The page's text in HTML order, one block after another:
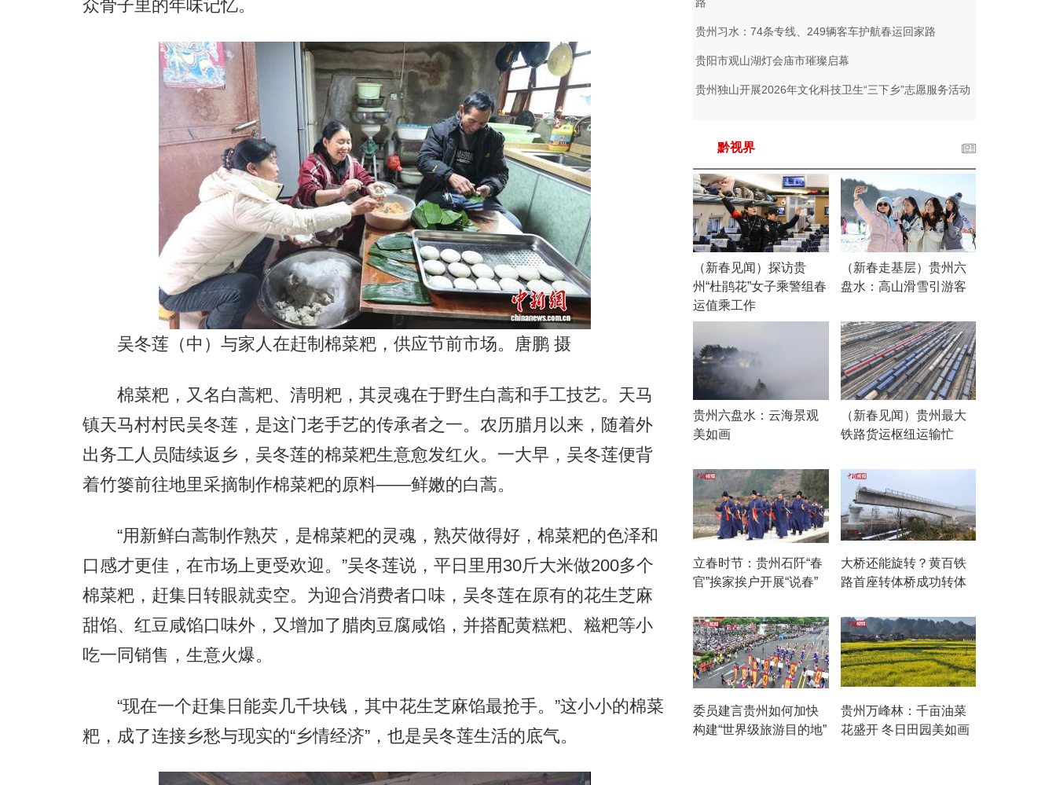
众骨子里的年味记忆。
吴冬莲（中）与家人在赶制棉菜粑，供应节前市场。唐鹏 摄
棉菜粑，又名白蒿粑、清明粑，其灵魂在于野生白蒿和手工技艺。天马
镇天马村村民吴冬莲，是这门老手艺的传承者之一。农历腊月以来，随着外
出务工人员陆续返乡，吴冬莲的棉菜粑生意愈发红火。一大早，吴冬莲便背
着竹篓前往地里采摘制作棉菜粑的原料——鲜嫩的白蒿。
“用新鲜白蒿制作熟芡，是棉菜粑的灵魂，熟芡做得好，棉菜粑的色泽和
口感才更佳，在市场上更受欢迎。”吴冬莲说，平日里用30斤大米做200多个
棉菜粑，赶集日转眼就卖空。为迎合消费者口味，吴冬莲在原有的花生芝麻
甜馅、红豆咸馅口味外，又增加了腊肉豆腐咸馅，并搭配黄糕粑、糍粑等小
吃一同销售，生意火爆。
“现在一个赶集日能卖几千块钱，其中花生芝麻馅最抢手。”这小小的棉菜
粑，成了连接乡愁与现实的“乡情经济”，也是吴冬莲生活的底气。
贵州习水：74条专线、249辆客车护航春运回家路
贵阳市观山湖灯会庙市璀璨启幕
贵州独山开展2026年文化科技卫生“三下乡”志愿服务活动
黔视界
（新春见闻）探访贵
州“杜鹃花”女子乘警组春
运值乘工作
（新春走基层）贵州六
盘水：高山滑雪引游客
贵州六盘水：云海景观
美如画
（新春见闻）贵州最大
铁路货运枢纽运输忙
立春时节：贵州石阡“春
官”挨家挨户开展“说春”
大桥还能旋转？黄百铁
路首座转体桥成功转体
委员建言贵州如何加快
构建“世界级旅游目的地”
贵州万峰林：千亩油菜
花盛开 冬日田园美如画